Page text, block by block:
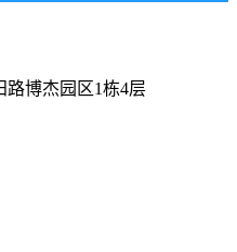
博杰园区1栋4层